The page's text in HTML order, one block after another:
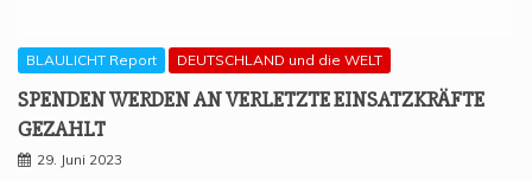
BLAULICHT Report DEUTSCHLAND und die WELT
SPEN­DEN WER­DEN AN VER­LETZ­TE EIN­SATZ­KRÄF­TE
GEZAHLT
29. Juni 2023